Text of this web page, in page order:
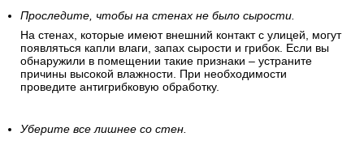
Проследите, чтобы на стенах не было сырости.
На стенах, которые имеют внешний контакт с улицей, могут
появляться капли влаги, запах сырости и грибок. Если вы
обнаружили в помещении такие признаки – устраните
причины высокой влажности. При необходимости
проведите антигрибковую обработку.
Уберите все лишнее со стен.